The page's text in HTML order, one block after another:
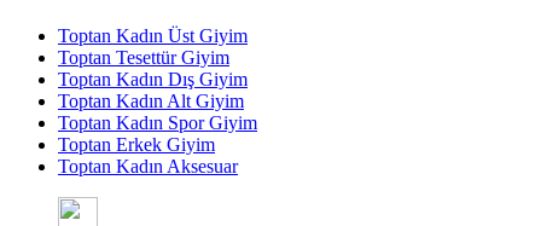
Toptan Kadın Üst Giyim
Toptan Tesettür Giyim
Toptan Kadın Dış Giyim
Toptan Kadın Alt Giyim
Toptan Kadın Spor Giyim
Toptan Erkek Giyim
Toptan Kadın Aksesuar